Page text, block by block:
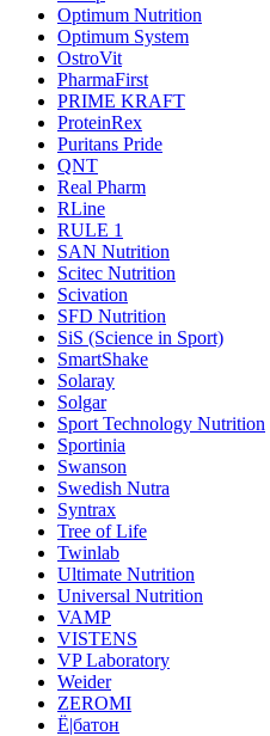
Optimum Nutrition
Optimum System
OstroVit
PharmaFirst
PRIME KRAFT
ProteinRex
Puritans Pride
QNT
Real Pharm
RLine
RULE 1
SAN Nutrition
Scitec Nutrition
Scivation
SFD Nutrition
SiS (Science in Sport)
SmartShake
Solaray
Solgar
Sport Technology Nutrition
Sportinia
Swanson
Swedish Nutra
Syntrax
Tree of Life
Twinlab
Ultimate Nutrition
Universal Nutrition
VAMP
VISTENS
VP Laboratory
Weider
ZEROMI
Ё|батон